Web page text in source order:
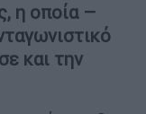
η οποία –
και την